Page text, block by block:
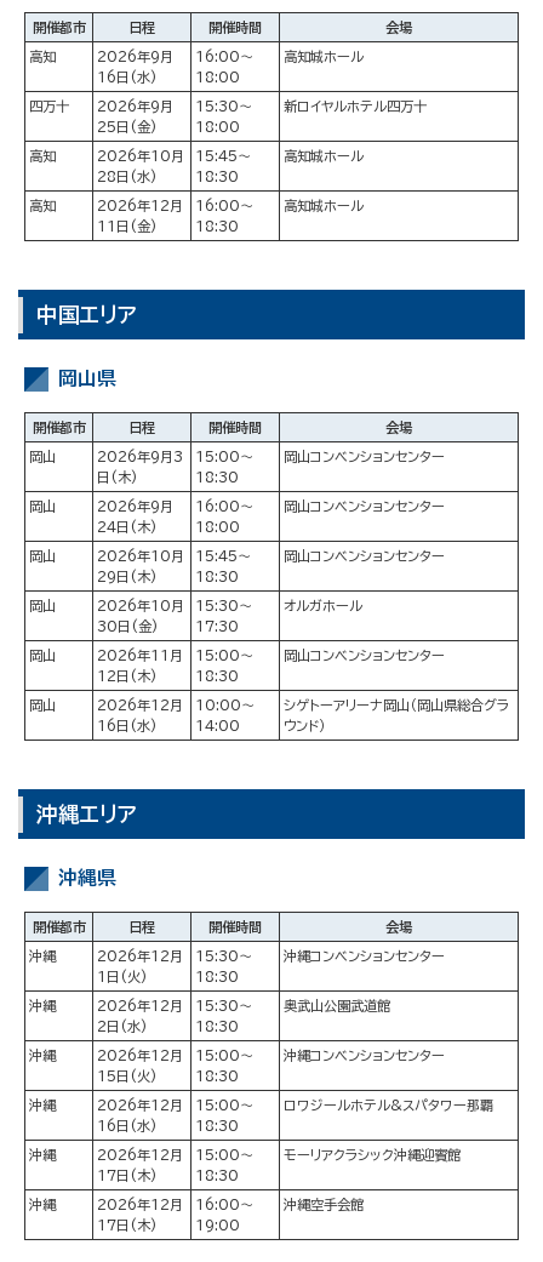
開催都市 日程 開催時間 会場
高知
2026年9月
16日(水)
16:00～
18:00
高知城ホール
四万十
2026年9月
25日(金)
15:30～
18:00
新ロイヤルホテル四万十
高知
2026年10月
28日(水)
15:45～
18:30
高知城ホール
高知
2026年12月
11日(金)
16:00～
18:30
高知城ホール
中国エリア
岡山県
開催都市 日程 開催時間 会場
岡山
2026年9月3
日(木)
15:00～
18:30
岡山コンベンションセンター
岡山
2026年9月
24日(木)
16:00～
18:00
岡山コンベンションセンター
岡山
2026年10月
29日(木)
15:45～
18:30
岡山コンベンションセンター
岡山
2026年10月
30日(金)
15:30～
17:30
オルガホール
岡山
2026年11月
12日(木)
15:00～
18:30
岡山コンベンションセンター
岡山
2026年12月
16日(水)
10:00～
14:00
シゲトーアリーナ岡山（岡山県総合グラ
ウンド）
沖縄エリア
沖縄県
開催都市 日程 開催時間 会場
沖縄
2026年12月
1日(火)
15:30～
18:30
沖縄コンベンションセンター
沖縄
2026年12月
2日(水)
15:30～
18:30
奥武山公園武道館
沖縄
2026年12月
15日(火)
15:00～
18:30
沖縄コンベンションセンター
沖縄
2026年12月
16日(水)
15:00～
18:30
ロワジールホテル&スパタワー那覇
沖縄
2026年12月
17日(木)
15:00～
18:30
モーリアクラシック沖縄迎賓館
沖縄
2026年12月
17日(木)
16:00～
19:00
沖縄空手会館